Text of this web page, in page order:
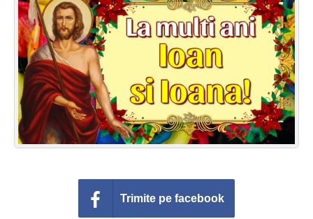
Felicitari zile saptamana
Felicitari muzicale
Felicitari muzicale personalizate
Felicitari animate
Invitatii personalizate
Conecteaza-te
Trimite pe facebook